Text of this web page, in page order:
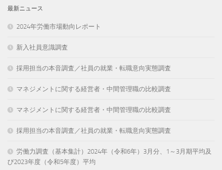
最新ニュース
2024年労働市場動向レポート
新入社員意識調査
採用担当の本音調査／社員の就業・転職意向実態調査
マネジメントに関する経営者・中間管理職の比較調査
マネジメントに関する経営者・中間管理職の比較調査
採用担当の本音調査／社員の就業・転職意向実態調査
労働力調査（基本集計）2024年（令和6年）3月分、1～3月期平均及
び2023年度（令和5年度）平均